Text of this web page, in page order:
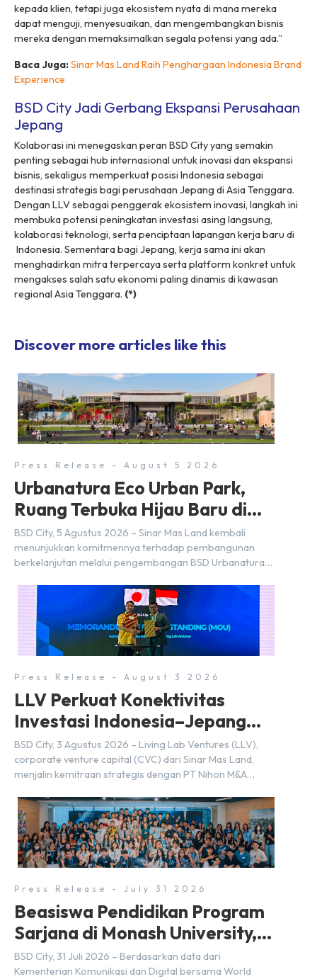
kepada klien, tetapi juga ekosistem nyata di mana mereka
dapat menguji, menyesuaikan, dan mengembangkan bisnis
mereka dengan memaksimalkan segala potensi yang ada.”
Baca Juga:Sinar Mas Land Raih Penghargaan Indonesia Brand
Experience
BSD City Jadi Gerbang Ekspansi Perusahaan
Jepang
Kolaborasi ini menegaskan peran BSD City yang semakin
penting sebagai hub internasional untuk inovasi dan ekspansi
bisnis, sekaligus memperkuat posisi Indonesia sebagai
destinasi strategis bagi perusahaan Jepang di Asia Tenggara.
Dengan LLV sebagai penggerak ekosistem inovasi, langkah ini
membuka potensi peningkatan investasi asing langsung,
kolaborasi teknologi, serta penciptaan lapangan kerja baru di
Indonesia. Sementara bagi Jepang, kerja sama ini akan
menghadirkan mitra terpercaya serta platform konkret untuk
mengakses salah satu ekonomi paling dinamis di kawasan
regional Asia Tenggara. (*)
Discover more articles like this
Press Release - August 5 2026
Urbanatura Eco Urban Park,
Ruang Terbuka Hijau Baru di
BSD City
BSD City, 5 Agustus 2026 – Sinar Mas Land kembali
menunjukkan komitmennya terhadap pembangunan
berkelanjutan melalui pengembangan BSD Urbanatura
dengan jalur sungai sepanjang 1,5 km yang dikelilingi
lanskap tropis rimbun di BSD City yang sebelumnya
dikenal sebagai Green Pathway. Transformasi ini
merupakan bagian dari upaya perusahaan untuk […]
Press Release - August 3 2026
LLV Perkuat Konektivitas
Investasi Indonesia–Jepang
(FDI) pada 2025
BSD City, 3 Agustus 2026 – Living Lab Ventures (LLV),
corporate venture capital (CVC) dari Sinar Mas Land,
menjalin kemitraan strategis dengan PT Nihon M&A
Holdings Inc. Kemitraan tersebut ditandai dengan
penandatanganan Memorandum of Understanding
(MoU) oleh Bayu Seto (Partner at Living Lab Ventures)
dan Kosuke Kawata […]
Press Release - July 31 2026
Beasiswa Pendidikan Program
Sarjana di Monash University,
BSD City
BSD City, 31 Juli 2026 – Berdasarkan data dari
Kementerian Komunikasi dan Digital bersama World